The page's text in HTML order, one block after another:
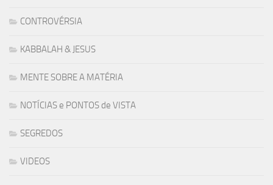
CONTROVÉRSIA
KABBALAH & JESUS
MENTE SOBRE A MATÉRIA
NOTÍCIAS e PONTOS de VISTA
SEGREDOS
VIDEOS